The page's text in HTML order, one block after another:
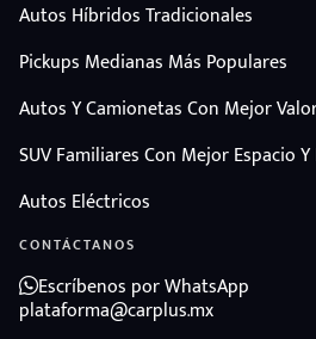
Autos Híbridos Tradicionales
Pickups Medianas Más Populares
Autos Y Camionetas Con Mejor
SUV Familiares Con Mejor Espacio Y
Autos Eléctricos
CONTÁCTANOS
Escríbenos por WhatsApp
plataforma@carplus.mx